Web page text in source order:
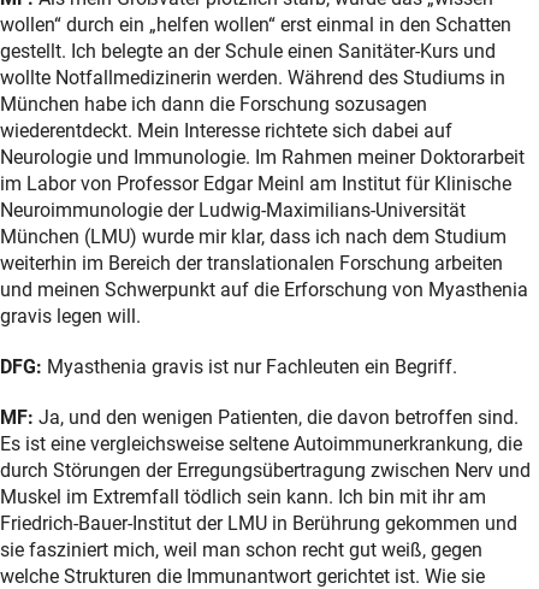
wollen“ durch ein „helfen wollen“ erst einmal in den Schatten
gestellt. Ich belegte an der Schule einen Sanitäter-Kurs und
wollte Notfallmedizinerin werden. Während des Studiums in
München habe ich dann die Forschung sozusagen
wiederentdeckt. Mein Interesse richtete sich dabei auf
Neurologie und Immunologie. Im Rahmen meiner Doktorarbeit
im Labor von Professor Edgar Meinl am Institut für Klinische
Neuroimmunologie der Ludwig-Maximilians-Universität
München (LMU) wurde mir klar, dass ich nach dem Studium
weiterhin im Bereich der translationalen Forschung arbeiten
und meinen Schwerpunkt auf die Erforschung von Myasthenia
gravis legen will.
DFG: Myasthenia gravis ist nur Fachleuten ein Begriff.
MF: Ja, und den wenigen Patienten, die davon betroffen sind.
Es ist eine vergleichsweise seltene Autoimmunerkrankung, die
durch Störungen der Erregungsübertragung zwischen Nerv und
Muskel im Extremfall tödlich sein kann. Ich bin mit ihr am
Friedrich-Bauer-Institut der LMU in Berührung gekommen und
sie fasziniert mich, weil man schon recht gut weiß, gegen
welche Strukturen die Immunantwort gerichtet ist. Wie sie